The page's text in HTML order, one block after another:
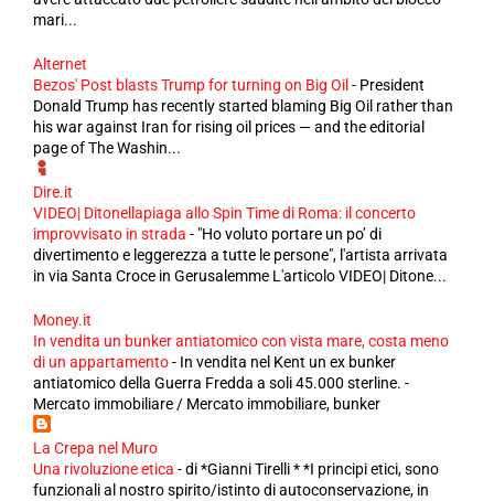
mari...
Alternet
Bezos' Post blasts Trump for turning on Big Oil - President
Donald Trump has recently started blaming Big Oil rather than
his war against Iran for rising oil prices — and the editorial
page of The Washin...
Dire.it
VIDEO| Ditonellapiaga allo Spin Time di Roma: il concerto
improvvisato in strada - "Ho voluto portare un po’ di
divertimento e leggerezza a tutte le persone", l'artista arrivata
in via Santa Croce in Gerusalemme L'articolo VIDEO| Ditone...
Money.it
In vendita un bunker antiatomico con vista mare, costa meno
di un appartamento- In vendita nel Kent un ex bunker
antiatomico della Guerra Fredda a soli 45.000 sterline. -
Mercato immobiliare / Mercato immobiliare, bunker
La Crepa nel Muro
Una rivoluzione etica -di *Gianni Tirelli * *I principi etici, sono
funzionali al nostro spirito/istinto di autoconservazione, in